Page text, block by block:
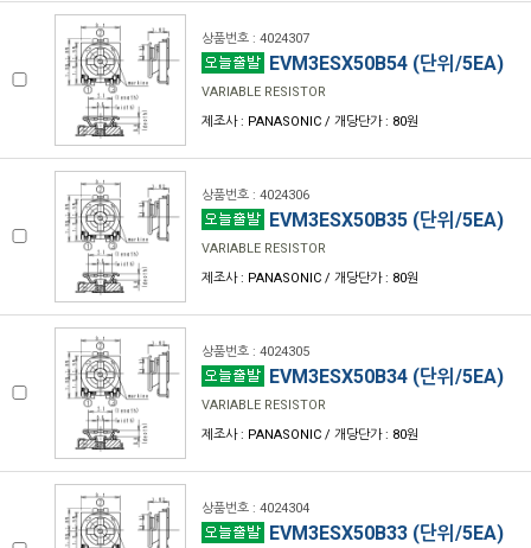
상품번호 : 4024307
EVM3ESX50B54 (단위/5EA)
VARIABLE RESISTOR
제조사 : PANASONIC / 개당단가 : 80원
상품번호 : 4024306
EVM3ESX50B35 (단위/5EA)
VARIABLE RESISTOR
제조사 : PANASONIC / 개당단가 : 80원
상품번호 : 4024305
EVM3ESX50B34 (단위/5EA)
VARIABLE RESISTOR
제조사 : PANASONIC / 개당단가 : 80원
상품번호 : 4024304
EVM3ESX50B33 (단위/5EA)